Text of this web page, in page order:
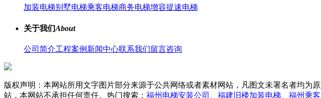
加装电梯别墅电梯乘客电梯商务电梯增容提速电梯
关于我们About
公司简介工程案例 新闻中心联系我们留言咨询
版权声明：本网站所用文字图片部分来源于公共网络或者素材网站，凡图文未署名者均
站，本网站不承担任何责任。热门搜索： 福州电梯安装公司 福建旧楼加装电梯 福州乘